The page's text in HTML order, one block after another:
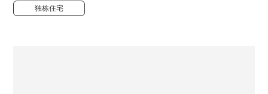
独栋住宅